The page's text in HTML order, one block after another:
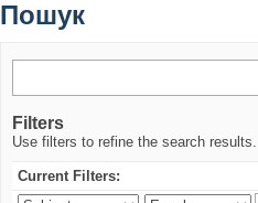
Пошук
Filters
Use filters to refine the search results.
Current Filters: